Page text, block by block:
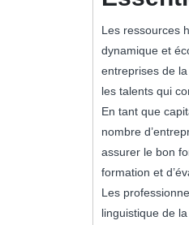
Les ressources
dynamique et
entreprises de
les talents qui
En tant que
nombre
assurer le bon
formation et
Les
linguistique de